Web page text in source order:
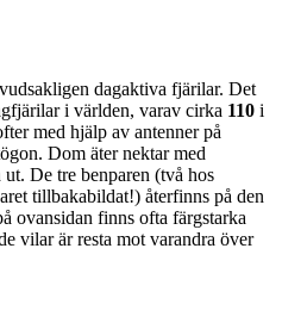
dagaktiva fjärilar. Det
i världen, varav cirka 110 i
med hjälp av antenner på
Dom äter nektar med
De tre benparen (två hos
tillbakabildat!) återfinns på den
ovansidan finns ofta färgstarka
vilar är resta mot varandra över